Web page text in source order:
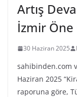
Artış
İzmir Öne
30 Haziran 2025
sahibinden.com
Haziran 2025
raporuna göre,